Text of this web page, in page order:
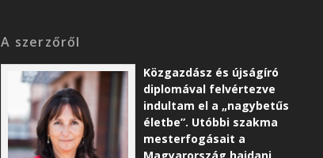
A szerzőről
Közgazdász és újságíró
diplomával felvértezve
indultam el a „nagybetűs
életbe”. Utóbbi szakma
mesterfogásait a